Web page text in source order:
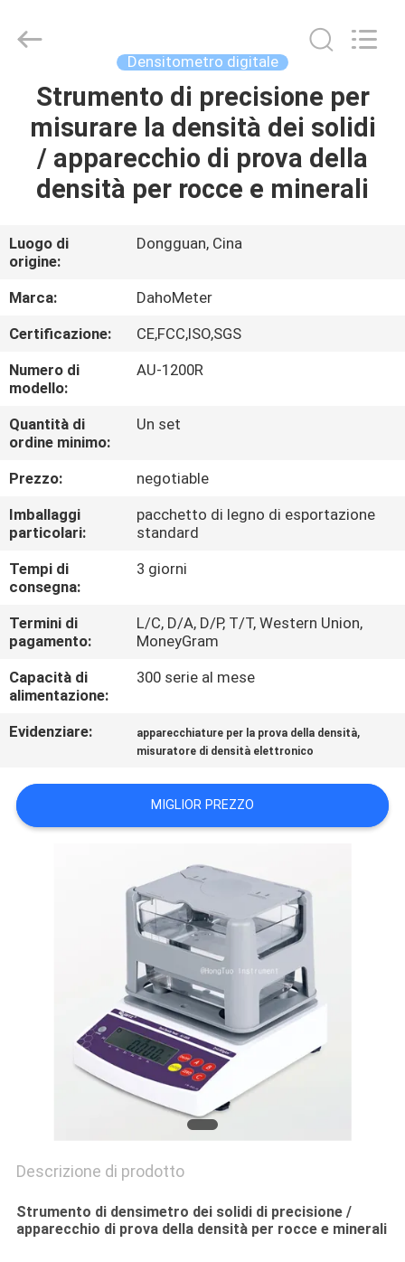
CASA
PRODOTTI
NOI
GIRO
DELLA
FABBRICA
CONTROLLO
DI
QUALITÀ
CONTATTICI
RICHIEDA
UNA
CITAZIONE
DEL
SITO
PRIVACY
Guangdong Hongtuo Instrument Technology Co.,Ltd.
Reserved.
Developed
Densitometro digitale
Strumento di precisione per
misurare la densità dei solidi
/ apparecchio di prova della
densità per rocce e minerali
Luogo di
origine:
Dongguan, Cina
Marca:
DahoMeter
Certificazione:
CE,FCC,ISO,SGS
Numero di
modello:
AU-1200R
Quantità di
ordine minimo:
Un set
Prezzo:
negotiable
Imballaggi
particolari:
pacchetto di legno di esportazione
standard
Tempi di
consegna:
3 giorni
Termini di
pagamento:
L/C, D/A, D/P, T/T, Western Union,
MoneyGram
Capacità di
alimentazione:
300 serie al mese
Evidenziare: apparecchiature per la prova della densità,
misuratore di densità elettronico
MIGLIOR PREZZO
Descrizione di prodotto
Strumento di densimetro dei solidi di precisione /
apparecchio di prova della densità per rocce e minerali